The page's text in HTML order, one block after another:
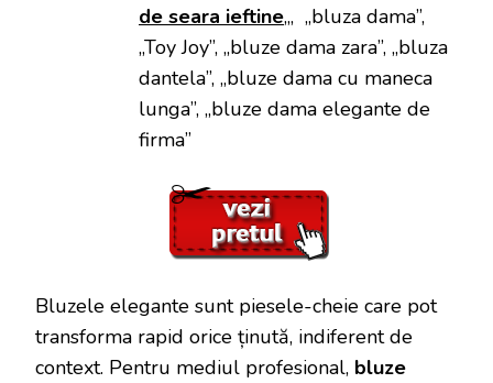
de seara ieftine„, „bluza dama”,
„Toy Joy”, „bluze dama zara”, „bluza
dantela”, „bluze dama cu maneca
lunga”, „bluze dama elegante de
firma”
Bluzele elegante sunt piesele-cheie care pot
transforma rapid orice ținută, indiferent de
context. Pentru mediul profesional, bluze